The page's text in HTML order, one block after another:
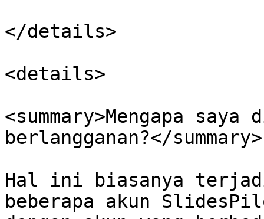
</details>
<details>
<summary>Mengapa
berlangganan?</summary>
Hal ini biasanya
beberapa akun